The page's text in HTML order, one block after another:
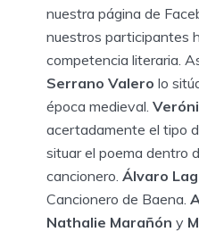
nuestra página de
nuestros participantes
competencia literaria.
Serrano Valero lo
época medieval.
acertadamente el tipo
situar el poema dentro
cancionero. Álvaro Lag
Cancionero de Baena.
Nathalie Marañón y